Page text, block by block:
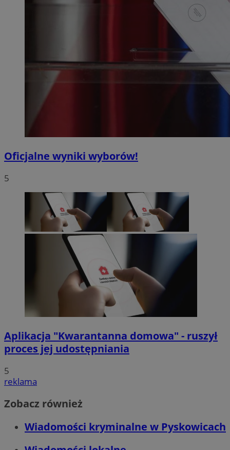
Oficjalne wyniki wyborów!
5
Aplikacja "Kwarantanna domowa" - ruszył
proces jej udostępniania
5
reklama
Zobacz również
Wiadomości kryminalne w Pyskowicach